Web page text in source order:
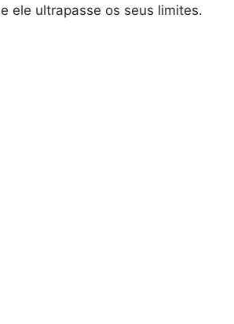
ele ultrapasse os seus limites.